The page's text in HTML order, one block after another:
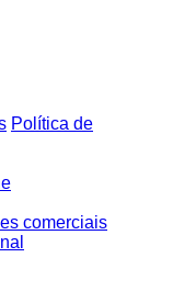
Política de
comerciais